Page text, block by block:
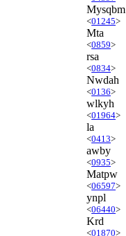
Mysqbm
<01245>
Mta
<0859>
rsa
<0834>
Nwdah
<0136>
wlkyh
<01964>
la
<0413>
awby
<0935>
Matpw
<06597>
ynpl
<06440>
Krd
<01870>